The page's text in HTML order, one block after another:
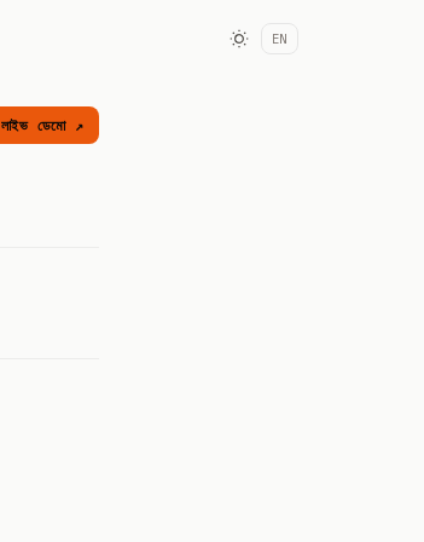
EN
লাইভ ডেমো ↗